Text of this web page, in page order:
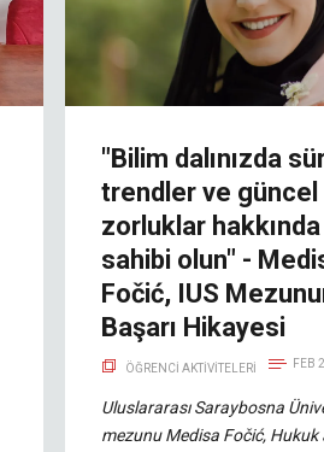
"Bilim dalınızda
trendler ve güncel
zorluklar
sahibi olun" -
Fočić, IUS
Başarı Hikayesi
ÖĞRENCI AKTIVITELERI FEB
Uluslararası Saraybosna
mezunu Medisa Fočić, Hukuk